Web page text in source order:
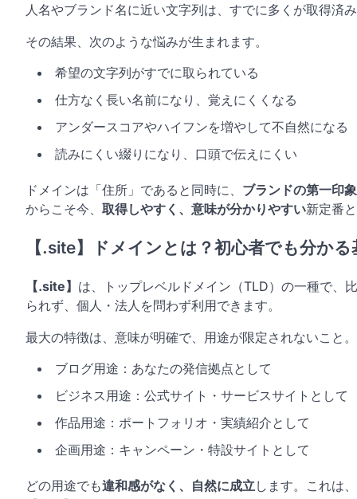
人名やブランド名に近い文字列は、すでに多くが取得済
その結果、次のような悩みが生まれます。
希望の文字列がすでに取られている
仕方なく長い名前になり、覚えにくくなる
アンダースコアやハイフンを増やして不自然になる
読みにくい綴りになり、口頭で伝えにくい
ドメインは「住所」であると同時に、 ブランドの第一印象
からこそ今、 取得しやすく、意味が分かりやすい新定番
【.site】ドメインとは？初心者でも分かる
【.site】 は、トップレベルドメイン（TLD）の一種で、
られず、個人・法人を問わず利用できます。
最大の特徴は、意味が明確で、用途が限定されないこと
ブログ用途：あなたの発信拠点として
ビジネス用途：公式サイト・サービスサイトとして
作品用途：ポートフォリオ・実績紹介として
企画用途：キャンペーン・特設サイトとして
どの用途でも違和感がなく、自然に成立 します。これは